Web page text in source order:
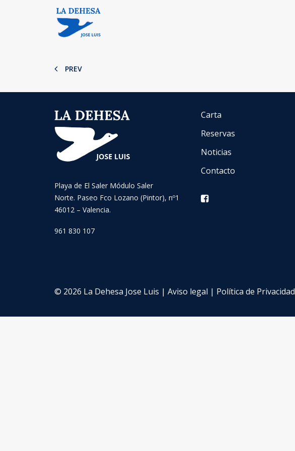
PREV
Playa de El Saler Módulo Saler
Norte. Paseo Fco Lozano (Pintor), nº1
46012 – Valencia.
961 830 107
Carta
Reservas
Noticias
Contacto
© 2026 La Dehesa Jose Luis | Aviso legal | Política de Privacidad